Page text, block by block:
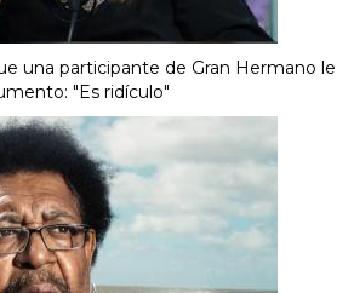
una participante de Gran Hermano le
"Es ridículo"